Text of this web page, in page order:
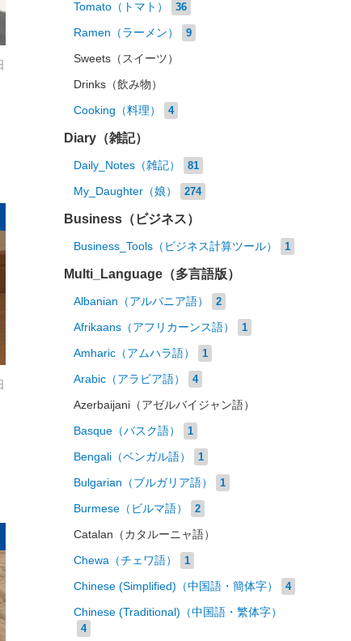
Tomato（トマト） 36
Ramen（ラーメン） 9
Sweets（スイーツ）
Drinks（飲み物）
Cooking（料理） 4
Diary（雑記）
Daily_Notes（雑記） 81
My_Daughter（娘） 274
Business（ビジネス）
Business_Tools（ビジネス計算ツール） 1
Multi_Language（多言語版）
Albanian（アルバニア語） 2
Afrikaans（アフリカーンス語） 1
Amharic（アムハラ語） 1
Arabic（アラビア語） 4
Azerbaijani（アゼルバイジャン語）
Basque（バスク語） 1
Bengali（ベンガル語） 1
Bulgarian（ブルガリア語） 1
Burmese（ビルマ語） 2
Catalan（カタルーニャ語）
Chewa（チェワ語） 1
Chinese (Simplified)（中国語・簡体字） 4
Chinese (Traditional)（中国語・繁体字）
4